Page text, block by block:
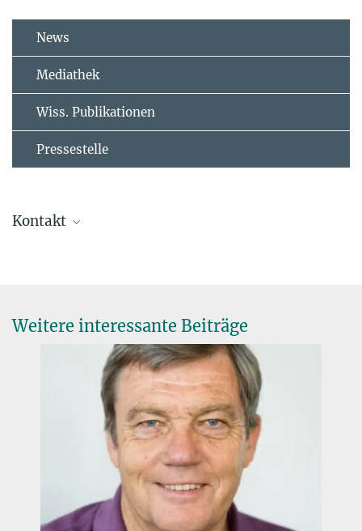
News
Mediathek
Wiss. Publikationen
Pressestelle
Kontakt
+49 331 567-9202
katja.schulze@...
Weitere interessante Beiträge